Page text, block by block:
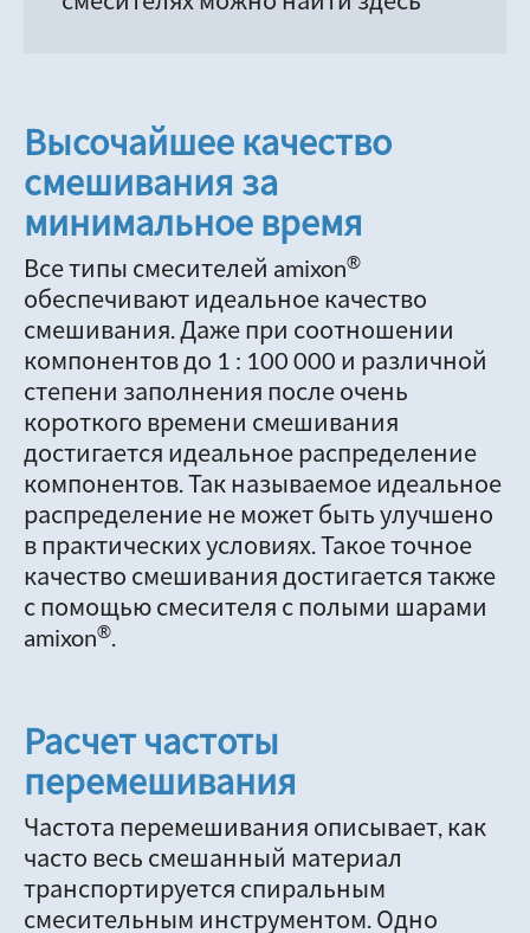
Высочайшее качество
смешивания за
минимальное время
Все типы смесителей amixon®
обеспечивают идеальное качество
смешивания. Даже при соотношении
компонентов до 1 : 100 000 и различной
степени заполнения после очень
короткого времени смешивания
достигается идеальное распределение
компонентов. Так называемое идеальное
распределение не может быть улучшено
в практических условиях. Такое точное
качество смешивания достигается также
с помощью смесителя с полыми шарами
amixon®.
Расчет частоты
перемешивания
Частота перемешивания описывает, как
часто весь смешанный материал
транспортируется спиральным
смесительным инструментом. Одно